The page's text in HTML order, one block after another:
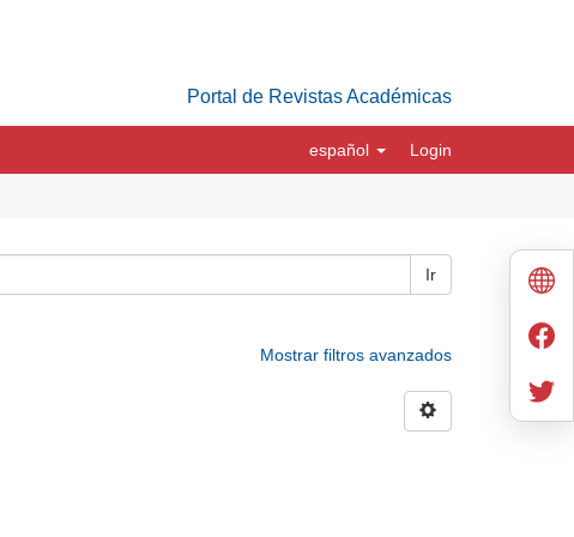
Portal de Revistas Académicas
español Login
Ir
Mostrar filtros avanzados